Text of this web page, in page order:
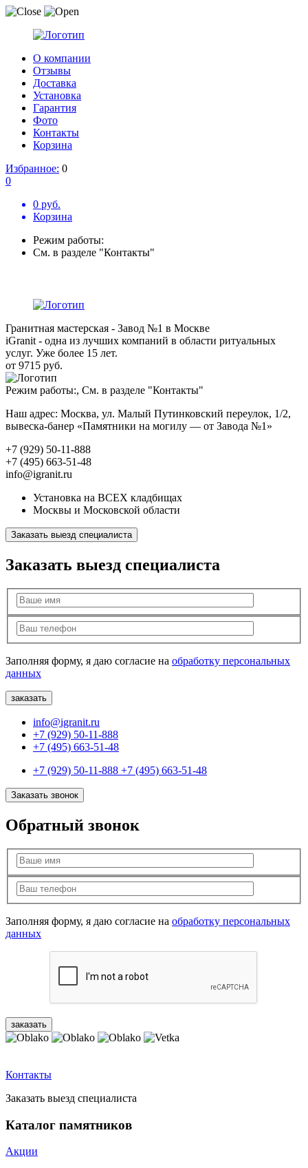
О компании
Отзывы
Доставка
Установка
Гарантия
Фото
Контакты
Корзина
Избранное: 0
0
0 руб.
Корзина
Режим работы:
См. в разделе "Контакты"
Гранитная мастерская - Завод №1 в Москве
iGranit - одна из лучших компаний в области ритуальных
услуг. Уже более 15 лет.
от 9715 руб.
Режим работы:, См. в разделе "Контакты"
Наш адрес: Москва, ул. Малый Путинковский переулок, 1/2,
вывеска-банер «Памятники на могилу — от Завода №1»
+7 (929) 50-11-888
+7 (495) 663-51-48
info@igranit.ru
Установка на ВСЕХ кладбищах
Москвы и Московской области
Заказать выезд специалиста
Заказать выезд специалиста
Заполняя форму, я даю согласие на обработку персональных
данных
info@igranit.ru
+7 (929) 50-11-888
+7 (495) 663-51-48
+7 (929) 50-11-888 +7 (495) 663-51-48
Заказать звонок
Обратный звонок
Заполняя форму, я даю согласие на обработку персональных
данных
Контакты
Заказать выезд специалиста
Каталог памятников
Акции